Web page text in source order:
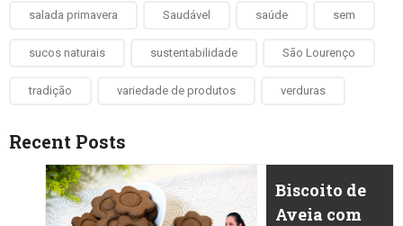
salada primavera Saudável saúde sem
sucos naturais sustentabilidade São Lourenço
tradição variedade de produtos verduras
Recent Posts
Biscoito de
Aveia com